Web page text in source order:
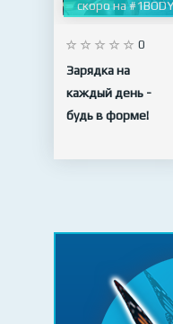
скоро на #1BODY
0
Зарядка на
каждый день -
будь в форме!